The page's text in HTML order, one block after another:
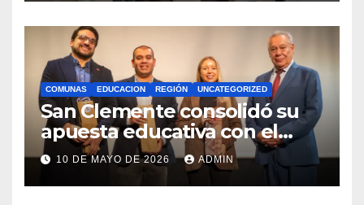
COMUNAS EDUCACION REGIÓN UNCATEGORIZED
San Clemente consolidó su
apuesta educativa con el
lanzamiento del
Preuniversitario Brotes 2026
10 DE MAYO DE 2026 ADMIN